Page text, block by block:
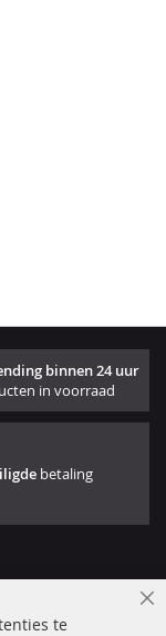
binnen 24 uur
in voorraad
betaling
te